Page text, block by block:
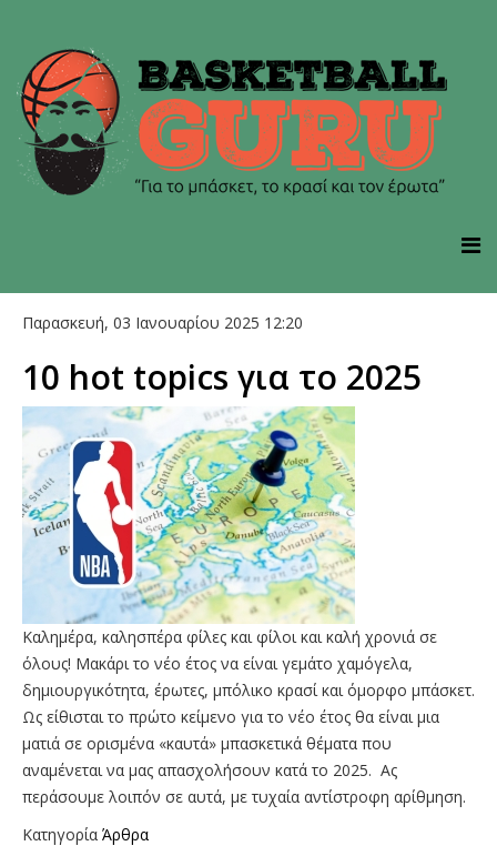
Παρασκευή, 03 Ιανουαρίου 2025 12:20
10 hot topics για το 2025
Kαλημέρα, καλησπέρα φίλες και φίλοι και καλή χρονιά σε
όλους! Μακάρι το νέο έτος να είναι γεμάτο χαμόγελα,
δημιουργικότητα, έρωτες, μπόλικο κρασί και όμορφο μπάσκετ.
Ως είθισται το πρώτο κείμενο για το νέο έτος θα είναι μια
ματιά σε ορισμένα «καυτά» μπασκετικά θέματα που
αναμένεται να μας απασχολήσουν κατά το 2025. Ας
περάσουμε λοιπόν σε αυτά, με τυχαία αντίστροφη αρίθμηση.
Κατηγορία Άρθρα